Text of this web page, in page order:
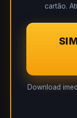
cartão.
Download